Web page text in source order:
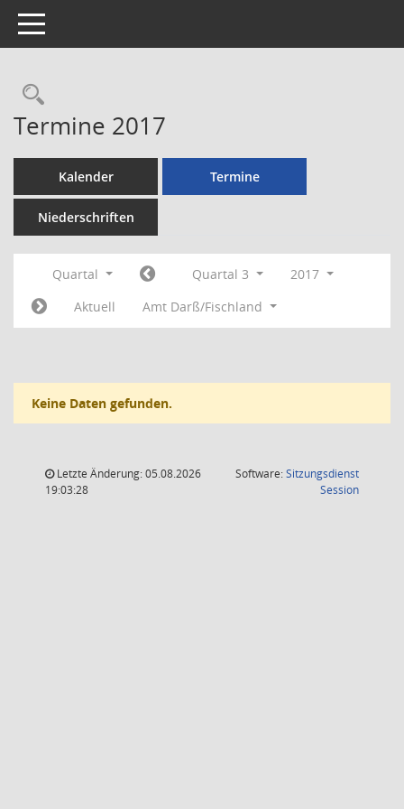
Toggle navigation
Rechercheauswahl
Termine 2017
Kalender Termine
Niederschriften
Quartal Quartal 3
2017
Aktuell
Amt Darß/Fischland
Keine Daten gefunden.
Letzte Änderung: 05.08.2026
19:03:28
Software:Sitzungsdienst
Session(Wird in